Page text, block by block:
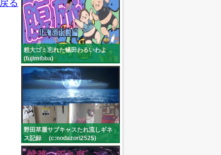
る
粗大ゴミ忘れた蟻田わるいわよ
(fujimibba)
野田草履サブキャスたれ流しギネ
ス記録 (c:nodazori2525)